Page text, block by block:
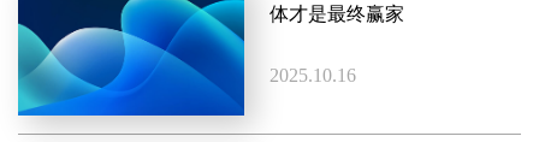
体才是最终赢家
2025.10.16